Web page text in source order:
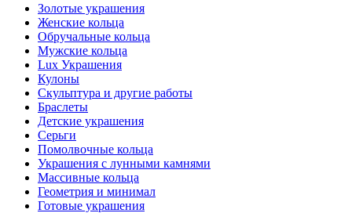
Золотые украшения
Женские кольца
Обручальные кольца
Мужские кольца
Lux Украшения
Кулоны
Скульптура и другие работы
Браслеты
Детские украшения
Серьги
Помолвочные кольца
Украшения с лунными камнями
Массивные кольца
Геометрия и минимал
Готовые украшения